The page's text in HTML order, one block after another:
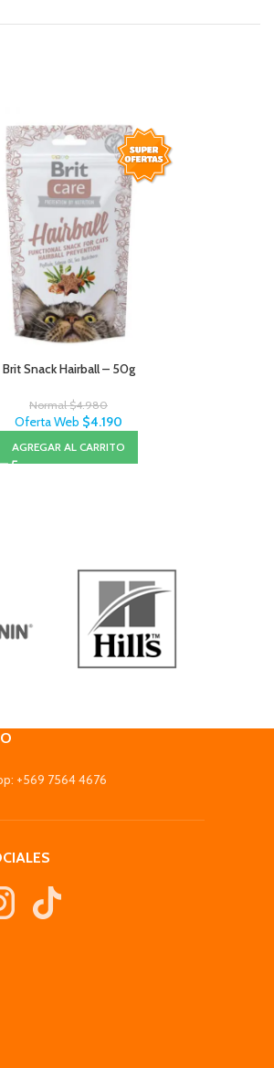
Brit Snack Hairball – 50g
Normal$4.980
Oferta Web $4.190
AGREGAR AL CARRITO
+569 7564 4676